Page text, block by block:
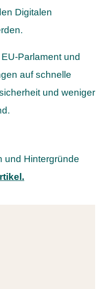
Digitalen
Parlament und
auf schnelle
und weniger
und Hintergründe